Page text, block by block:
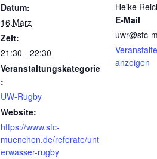
Datum:
16.März
Zeit:
21:30 - 22:30
Veranstaltungskategorie
:
UW-Rugby
Website:
https://www.stc-
muenchen.de/referate/unt
erwasser-rugby
Heike
E-Mail
uwr@stc-
anzeigen